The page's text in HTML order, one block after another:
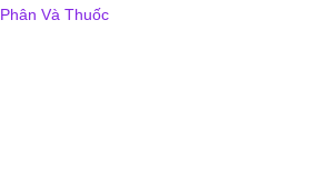
Phân Và Thuốc